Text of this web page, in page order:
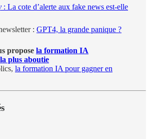
: La cote d’alerte aux fake news est-elle
: GPT4, la grande panique ?
propose la formation IA
plus aboutie
la formation IA pour gagner en